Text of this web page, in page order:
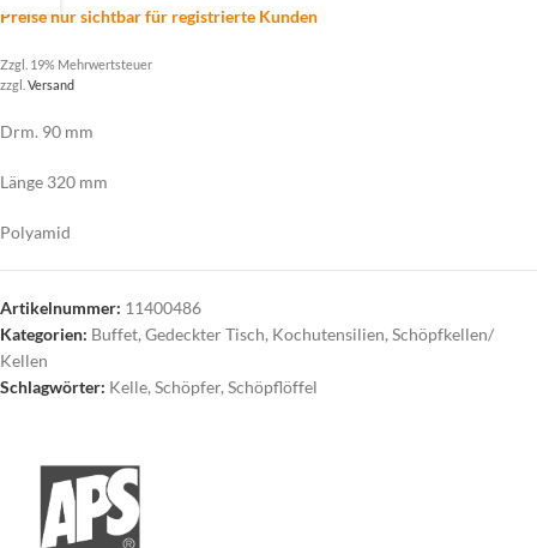
Preise nur sichtbar für registrierte Kunden
Zzgl. 19% Mehrwertsteuer
zzgl. Versand
Drm. 90 mm
Länge 320 mm
Polyamid
Artikelnummer: 11400486
Kategorien: Buffet, Gedeckter Tisch, Kochutensilien, Schöpfkellen/
Kellen
Schlagwörter: Kelle, Schöpfer, Schöpflöffel